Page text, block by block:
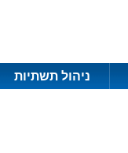
ניהול תשתיות